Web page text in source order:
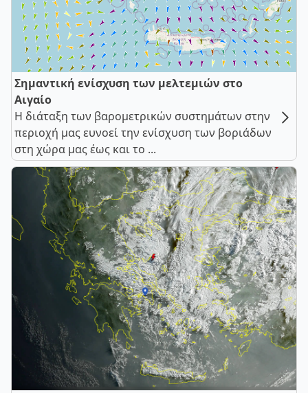
Σημαντική ενίσχυση των μελτεμιών στο
Αιγαίο
Η διάταξη των βαρομετρικών συστημάτων στην
περιοχή μας ευνοεί την ενίσχυση των βοριάδων
στη χώρα μας έως και το ...